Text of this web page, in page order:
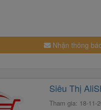
Nhận thông
Siêu Thị
Tham gia: 18-11-